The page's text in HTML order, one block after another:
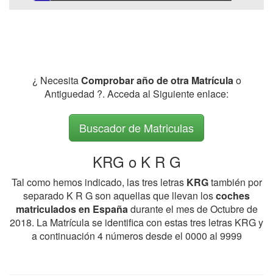
¿ NecesitaComprobar año de otra Matrículao
Antiguedad ?. Acceda al Siguiente enlace:
Buscador de Matriculas
KRG o K R G
Tal como hemos indicado, las tres letras KRGtambién por
separado K R G son aquellas que llevan loscoches
matriculados en Españadurante el mes de Octubre de
2018. La Matrícula se identifica con estas tres letras KRG y
a continuación 4 números desde el 0000 al 9999